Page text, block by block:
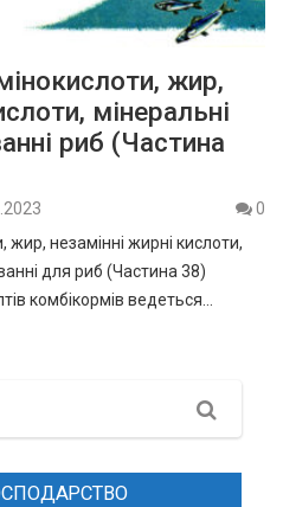
жир,
мінеральні
риб (Частина
0
жир, незамінні жирні кислоти,
для риб (Частина 38)
комбікормів ведеться…
Search